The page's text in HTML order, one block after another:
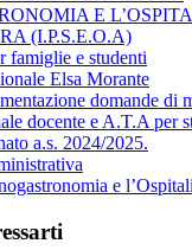
E
(I.P.S.E.O.A)
famiglie e studenti
Elsa Morante
domande di
docente e A.T.A per
a.s. 2024/2025.
e